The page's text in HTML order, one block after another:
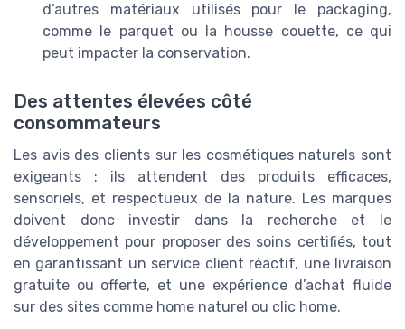
d’autres matériaux utilisés pour le packaging,
comme le parquet ou la housse couette, ce qui
peut impacter la conservation.
Des attentes élevées côté
consommateurs
Les avis des clients sur les cosmétiques naturels sont
exigeants : ils attendent des produits efficaces,
sensoriels, et respectueux de la nature. Les marques
doivent donc investir dans la recherche et le
développement pour proposer des soins certifiés, tout
en garantissant un service client réactif, une livraison
gratuite ou offerte, et une expérience d’achat fluide
sur des sites comme home naturel ou clic home.